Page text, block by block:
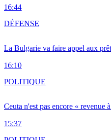
16:44
La Bulgarie va faire appel aux
16:10
DÉFENSE
Ceuta n'est pas encore « revenue
15:37
POLITIQUE